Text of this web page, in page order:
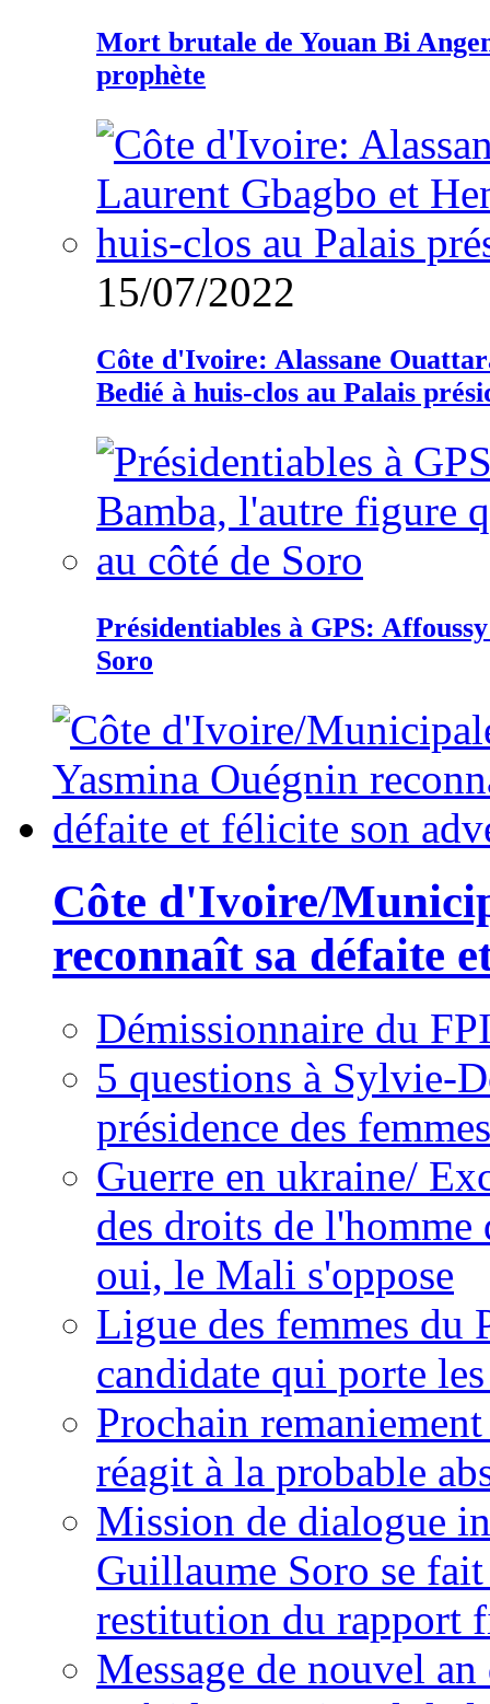
Mort brutale de Youan Bi
prophète
15/07/2022
Côte d'Ivoire: Alassane
Bedié à huis-clos au Palais
Présidentiables à GPS:
Soro
Côte d'Ivoire/
reconnaît sa défaite
Démissionnaire du
5 questions à Sylvie-
présidence des
Guerre en ukraine/
des droits de
oui, le Mali s'oppose
Ligue des femmes du
candidate qui porte
Prochain
réagit à la probable
Mission de dialogue
Guillaume Soro se
restitution du rapport
Message de nouvel